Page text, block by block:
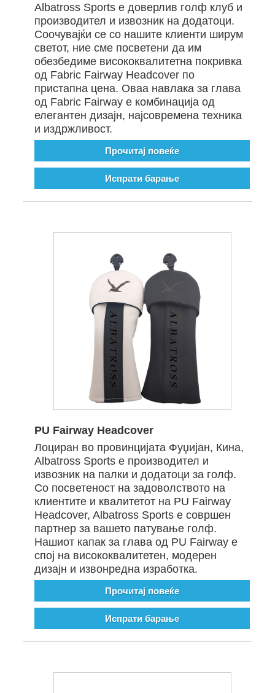
Albatross Sports е доверлив голф клуб и
производител и извозник на додатоци.
Соочувајќи се со нашите клиенти ширум
светот, ние сме посветени да им
обезбедиме висококвалитетна покривка
од Fabric Fairway Headcover по
пристапна цена. Оваа навлака за глава
од Fabric Fairway е комбинација од
елегантен дизајн, најсовремена техника
и издржливост.
Прочитај повеќе
Испрати барање
PU Fairway Headcover
Лоциран во провинцијата Фуџијан, Кина,
Albatross Sports е производител и
извозник на палки и додатоци за голф.
Со посветеност на задоволството на
клиентите и квалитетот на PU Fairway
Headcover, Albatross Sports е совршен
партнер за вашето патување голф.
Нашиот капак за глава од PU Fairway е
спој на висококвалитетен, модерен
дизајн и извонредна изработка.
Прочитај повеќе
Испрати барање